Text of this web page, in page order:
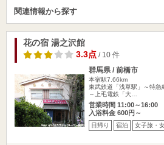
関連情報から探す
花の宿 湯之沢館
3.3点/ 10 件
群馬県 / 前橋市
本宿駅7.66km
東武鉄道「浅草駅」～特
～上毛電鉄「大…
営業時間 11:00～16:00
入浴料金 600円～
日帰り 宿泊 女子旅・